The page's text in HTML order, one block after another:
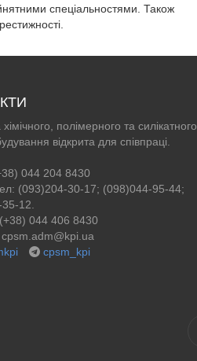
спеціальностями. Також
полімерного та силікатного
відкрита для співпраці.
044 204 8430
(093)204-30-17; (098)044-95-44;
12.
044 406 8430
cpsm_kpi